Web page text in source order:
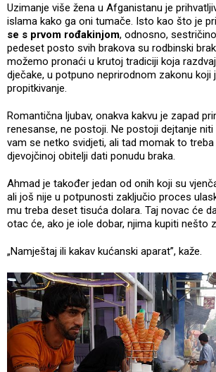
Uzimanje više žena u Afganistanu je
islama kako ga oni tumače. Isto kao što je
se s prvom rođakinjom, odnosno,
pedeset posto svih brakova su rodbinski
možemo pronaći u krutoj tradiciji koja
dječake, u potpuno neprirodnom zakonu koji
propitkivanje.
Romantična ljubav, onakva kakvu je zapad
renesanse, ne postoji. Ne postoji dejtanje niti
vam se netko svidjeti, ali tad momak to
djevojčinoj obitelji dati ponudu braka.
Ahmad je također jedan od onih koji su
ali još nije u potpunosti zaključio proces
mu treba deset tisuća dolara. Taj novac će
otac će, ako je iole dobar, njima kupiti nešto
„Namještaj ili kakav kućanski aparat”, kaže.